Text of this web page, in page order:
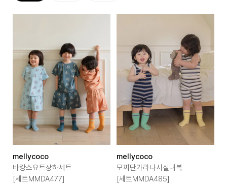
mellycoco
바캉스요트상하세트
[세트MMDA477]
mellycoco
모찌단가라나시실내복
[세트MMDA485]